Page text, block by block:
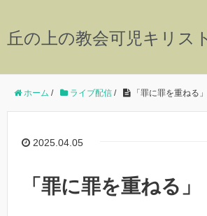
丘の上の教会可児キリス
ホーム / ライブ配信 / 「罪に罪を重ねる」
2025.04.05
「罪に罪を重ねる」